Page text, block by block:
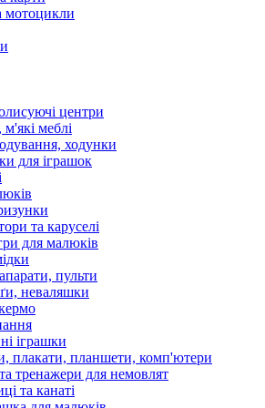
мотоцикли
центри
меблі
ходунки
для іграшок
та каруселі
для малюків
пульти
неваляшки
іграшки
плакати, планшети, комп'ютери
тренажери для немовлят
та канаті